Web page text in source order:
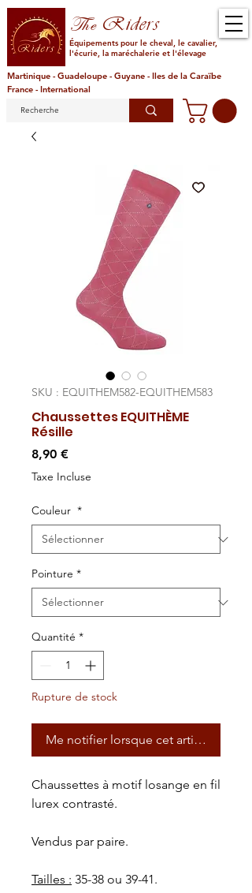
TheRiders
Équipements pour le cheval, le cavalier,
l'écurie, la maréchalerie et l'élevage
Martinique - Guadeloupe - Guyane - Iles de la Caraïbe
France - International
SKU : EQUITHEM582-EQUITHEM583
Chaussettes EQUITHÈME
Résille
8,90 €Prix
Taxe Incluse
Couleur *
Pointure *
Quantité *
Rupture de stock
Me notifier lorsque cet article est
Chaussettes à motif losange en fil
lurex contrasté.
Vendus par paire.
Tailles : 35-38 ou 39-41.